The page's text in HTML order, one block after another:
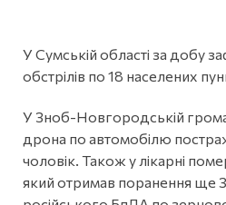
У Сумській області за добу
обстрілів по 18 населених
У Зноб-Новгородській
дрона по автомобілю
чоловік. Також у лікарні
який отримав поранення ще 3